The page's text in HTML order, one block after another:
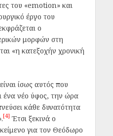
του «emotion» και
έργο του
ο
μορφών στη
«η κατεξοχήν χρονική
ίσως αυτός που
ένα νέο ύφος, την ώρα
κάθε δυνατότητα
[4] Έτσι ξεκινά ο
για τον Θεόδωρο